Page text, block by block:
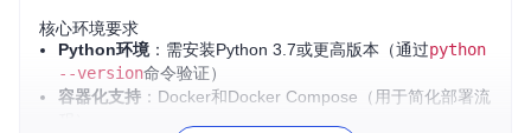
核心环境要求
Python环境：需安装Python 3.7或更高版本（通过python
--version命令验证）
容器化支持 ：Docker和Docker Compose（用于简化部署流